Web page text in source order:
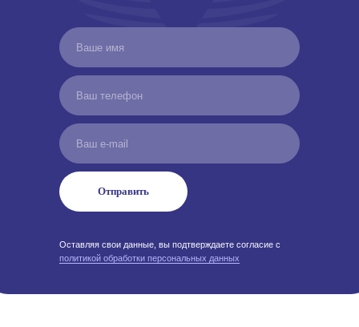
Оставляя свои данные, вы подтверждаете согласие с
политикой обработки персональных данных
Отправить